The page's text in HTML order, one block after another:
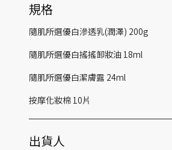
規格
隨肌所選優白滲透乳(潤澤) 200g
隨肌所選優白搖搖卸妝油 18ml
隨肌所選優白潔膚露 24ml
按摩化妝棉 10片
出貨人